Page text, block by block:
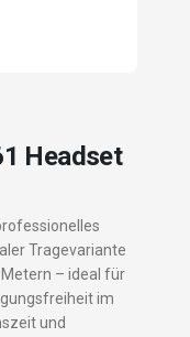
Headset
Tragevariante
– ideal für
im
und